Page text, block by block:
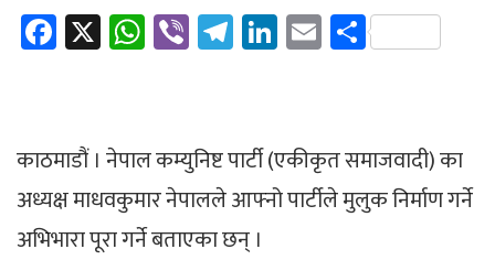
Facebook
X WhatsApp
ViberTelegram
LinkedIn
EmailShare
काठमाडौं । नेपाल कम्युनिष्ट पार्टी (एकीकृत समाजवादी) का
अध्यक्ष माधवकुमार नेपालले आफ्नो पार्टीले मुलुक निर्माण गर्ने
अभिभारा पूरा गर्ने बताएका छन् ।